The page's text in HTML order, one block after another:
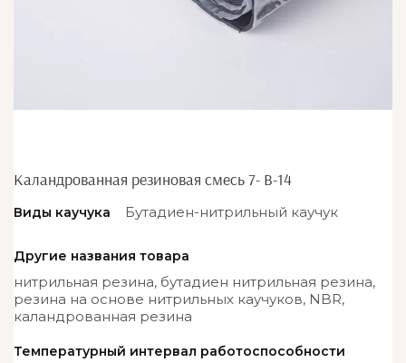
Каландрованная резиновая смесь 7- В-14
Виды каучука
Бутадиен-нитрильный каучук
Другие названия товара
нитрильная резина, бутадиен нитрильная резина,
резина на основе нитрильных каучуков, NBR,
каландрованная резина
Температурный интервал работоспособности